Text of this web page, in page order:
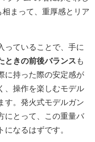
まって、重厚感とリア
っていることで、手に
ときの前後バランス も
に持った際の安定感が
、操作を楽しむモデル
す。発火式モデルガン
にとって、この重量バ
なるはずです。